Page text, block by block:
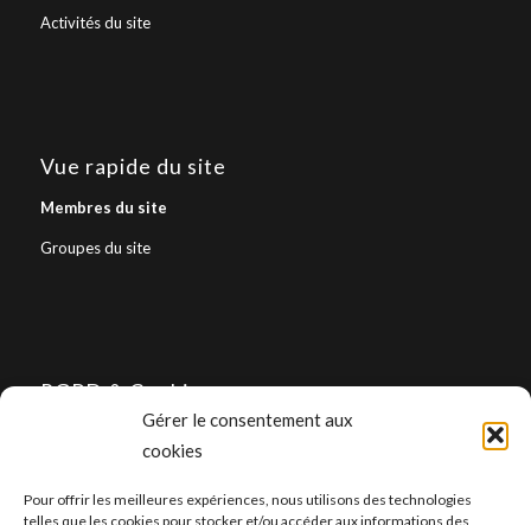
Gérer le consentement aux
cookies
Pour offrir les meilleures expériences, nous utilisons des technologies
telles que les cookies pour stocker et/ou accéder aux informations des
Activités du site
Vue rapide du site
Membres du site
Groupes du site
RGPD & Cookies
Politique de confidentialité